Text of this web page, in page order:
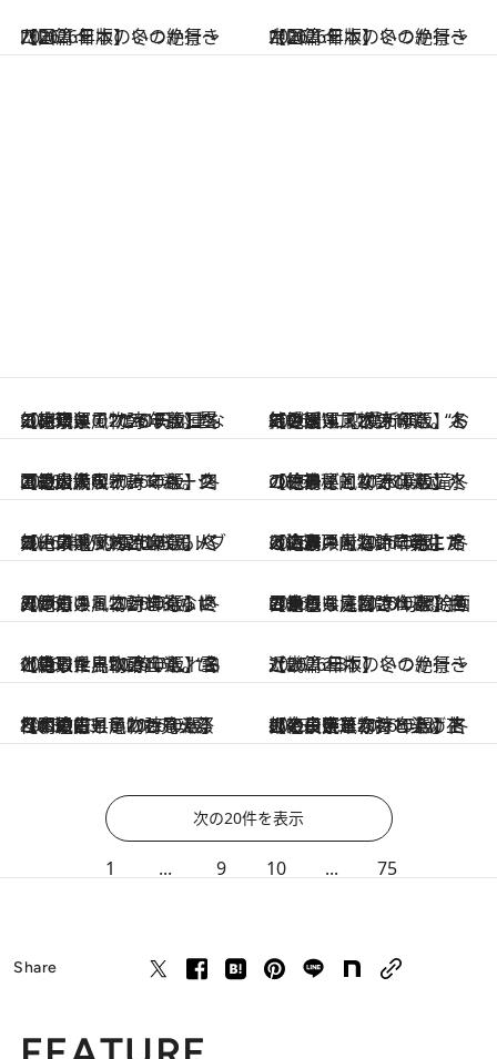
2026.1.1
【2026年版】いつか行きたい！ 日本の冬の絶景～四国篇～ 2026.1.1
【2026年版】いつか行きたい！ 日本の冬の絶景～中国篇～
2026.1.1
【高知県・2026年版】冬の絶景・風物詩10選。蜃気楼現象で2つの円が重なる、幸運の“だるま夕日” 2026.1.1
【愛媛県・2026年版】冬の絶景・風物詩10選。人気の開運スポットで、“お結び玉”に恋愛祈願
2026.1.1
【香川県・2026年版】冬の絶景・風物詩10選。四国最大級のテーマパークで、広大なイルミネーションを満喫 2026.1.1
【徳島県・2026年版】冬の絶景・風物詩10選。氷の柱のごとくそびえ立つ、神秘的な“氷瀑の滝”
2026.1.1
【山口県・2026年版】冬の絶景・風物詩10選。パワースポットとしても人気！ 神秘的な“コバルトブルーの池”の雪化粧 2026.1.1
【広島県・2026年版】冬の絶景・風物詩10選。冷え込みの厳しい早朝にだけ、瀬戸内海沖に発生する海霧
2026.1.1
【岡山県・2026年版】冬の絶景・風物詩10選。いくつものミニかまくらに火が灯される幻想的な世界 2026.1.1
【島根県・2026年版】冬の絶景・風物詩10選。世界からも注目される“絵画のような庭園”の幻想的な雪景色
2026.1.1
【鳥取県・2026年版】冬の絶景・風物詩10選。雪化粧した鳥取砂丘で、“白と青の世界”に酔いしれる 2025.12.31
【2026年版】いつか行きたい！ 日本の冬の絶景～近畿篇～
2025.12.31
【和歌山県・2026年版】冬の絶景・風物詩10選。日本最古といわれる火祭り、滝にも竜にも見える松明の灯 2025.12.31
【奈良県・2026年版】冬の絶景・風物詩10選。古都の夜空を赤々と染め上げる、豪華な打ち上げ花火と山焼き
次の20件を表示
1 ... 9 10 ... 75
Share